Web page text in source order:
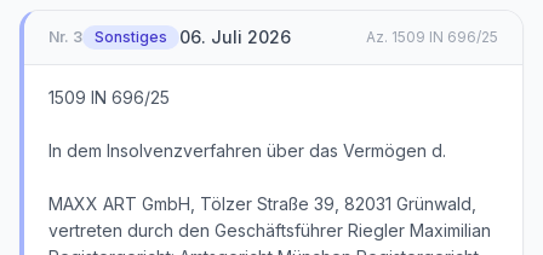
Nr. 3 Sonstiges 06. Juli 2026 Az. 1509 IN 696/25
1509 IN 696/25
In dem Insolvenzverfahren über das Vermögen d.
MAXX ART GmbH, Tölzer Straße 39, 82031 Grünwald,
vertreten durch den Geschäftsführer Riegler Maximilian